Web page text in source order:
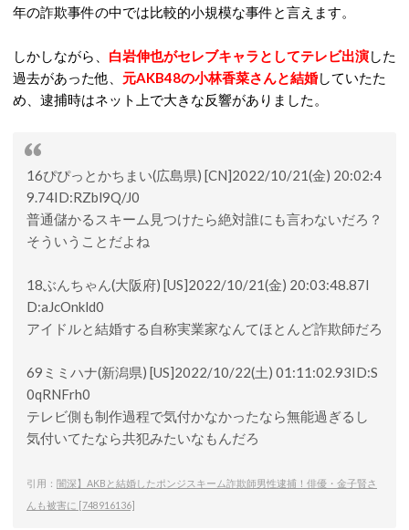
年の詐欺事件の中では比較的小規模な事件と言えます。
しかしながら、 白岩伸也がセレブキャラとしてテレビ出演した
過去があった他、 元AKB48の小林香菜さんと結婚していたた
め、逮捕時はネット上で大きな反響がありました。
16ぴぴっとかちまい(広島県) [CN]2022/10/21(金) 20:02:4
9.74ID:RZbl9Q/J0
普通儲かるスキーム見つけたら絶対誰にも言わないだろ？
そういうことだよね
18ぶんちゃん(大阪府) [US]2022/10/21(金) 20:03:48.87I
D:aJcOnkld0
アイドルと結婚する自称実業家なんてほとんど詐欺師だろ
69ミミハナ(新潟県) [US]2022/10/22(土) 01:11:02.93ID:S
0qRNFrh0
テレビ側も制作過程で気付かなかったなら無能過ぎるし
気付いてたなら共犯みたいなもんだろ
引用： 闇深】AKBと結婚したポンジスキーム詐欺師男性逮捕！俳優・金子賢さ
んも被害に [748916136]